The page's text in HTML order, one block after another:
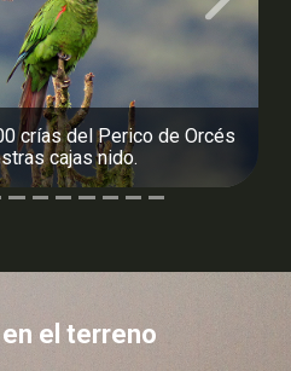
de tortugas marinas
liberando 16.000 crías al
el terreno